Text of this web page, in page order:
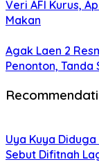
Veri AFI Kurus,
Makan
Agak Laen 2
Penonton, Tanda
Uya Kuya
Sebut Difitnah